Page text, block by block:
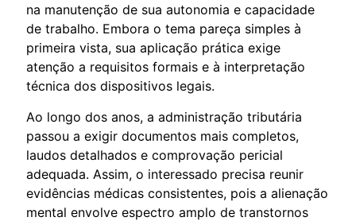
na manutenção de sua autonomia e capacidade
de trabalho. Embora o tema pareça simples à
primeira vista, sua aplicação prática exige
atenção a requisitos formais e à interpretação
técnica dos dispositivos legais.
Ao longo dos anos, a administração tributária
passou a exigir documentos mais completos,
laudos detalhados e comprovação pericial
adequada. Assim, o interessado precisa reunir
evidências médicas consistentes, pois a alienação
mental envolve espectro amplo de transtornos